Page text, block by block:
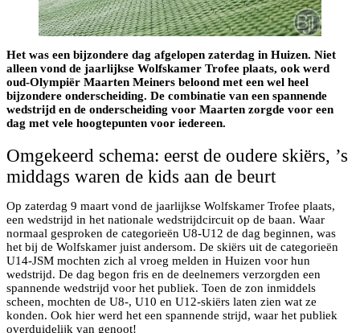
Het was een bijzondere dag afgelopen zaterdag in Huizen. Niet
alleen vond de jaarlijkse Wolfskamer Trofee plaats, ook werd
oud-Olympiër Maarten Meiners beloond met een wel heel
bijzondere onderscheiding. De combinatie van een spannende
wedstrijd en de onderscheiding voor Maarten zorgde voor een
dag met vele hoogtepunten voor iedereen.
Omgekeerd schema: eerst de oudere skiërs, ’s
middags waren de kids aan de beurt
Op zaterdag 9 maart vond de jaarlijkse Wolfskamer Trofee plaats,
een wedstrijd in het nationale wedstrijdcircuit op de baan. Waar
normaal gesproken de categorieën U8-U12 de dag beginnen, was
het bij de Wolfskamer juist andersom. De skiërs uit de categorieën
U14-JSM mochten zich al vroeg melden in Huizen voor hun
wedstrijd. De dag begon fris en de deelnemers verzorgden een
spannende wedstrijd voor het publiek. Toen de zon inmiddels
scheen, mochten de U8-, U10 en U12-skiërs laten zien wat ze
konden. Ook hier werd het een spannende strijd, waar het publiek
overduidelijk van genoot!